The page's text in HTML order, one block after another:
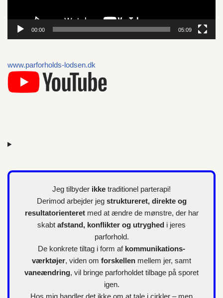
e
00:00 05:09
www.parforholds-lodsen.dk
Jeg tilbyder ikke traditionel parterapi!
Derimod arbejder jeg struktureret, direkte og
resultatorienteretmed at ændre de mønstre, der har
skabt afstand, konflikter og utryghed i jeres
parforhold.
De konkrete tiltag i form af kommunikations-
værktøjer, viden om forskellen mellem jer, samt
vaneændring, vil bringe parforholdet tilbage på sporet
igen.